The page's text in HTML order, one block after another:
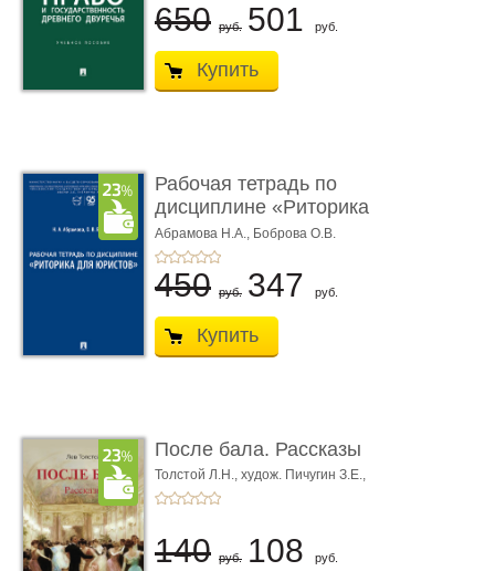
650 руб. 501 руб.
Купить
Рабочая тетрадь по
дисциплине «Риторика
для ю� ...
Абрамова Н.А., Боброва О.В.
450 руб. 347 руб.
Купить
После бала. Рассказы
Толстой Л.Н., худож. Пичугин З.Е.,
худож. Лебедев А.И.,
140 руб. 108 руб.